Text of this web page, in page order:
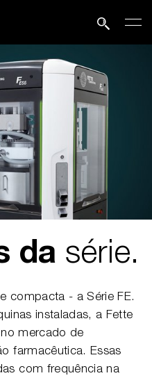
da série.
compacta - a Série FE.
instaladas, a Fette
mercado de
farmacêutica. Essas
com frequência na